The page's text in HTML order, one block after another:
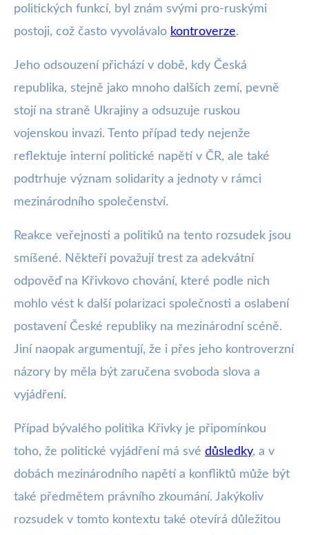
politických funkcí, byl znám svými pro-ruskými
postoji, což často vyvolávalo kontroverze.
Jeho odsouzení přichází v době, kdy Česká
republika, stejně jako mnoho dalších zemí, pevně
stojí na straně Ukrajiny a odsuzuje ruskou
vojenskou invazi. Tento případ tedy nejenže
reflektuje interní politické napětí v ČR, ale také
podtrhuje význam solidarity a jednoty v rámci
mezinárodního společenství.
Reakce veřejnosti a politiků na tento rozsudek jsou
smíšené. Někteří považují trest za adekvátní
odpověď na Křivkovo chování, které podle nich
mohlo vést k další polarizaci společnosti a oslabení
postavení České republiky na mezinárodní scéně.
Jiní naopak argumentují, že i přes jeho kontroverzní
názory by měla být zaručena svoboda slova a
vyjádření.
Případ bývalého politika Křivky je připomínkou
toho, že politické vyjádření má své důsledky, a v
dobách mezinárodního napětí a konfliktů může být
také předmětem právního zkoumání. Jakýkoliv
rozsudek v tomto kontextu také otevírá důležitou